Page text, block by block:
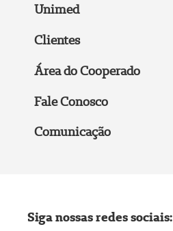
Unimed
Clientes
Área do Cooperado
Fale Conosco
Comunicação
Siga nossas redes sociais: